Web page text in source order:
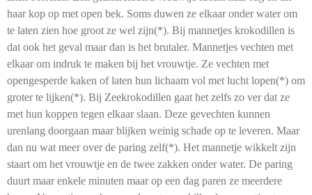
haar kop op met open bek. Soms duwen ze elkaar onder water om
te laten zien hoe groot ze wel zijn(*). Bij mannetjes krokodillen is
dat ook het geval maar dan is het brutaler. Mannetjes vechten met
elkaar om indruk te maken bij het vrouwtje. Ze vechten met
opengesperde kaken of laten hun lichaam vol met lucht lopen(*) om
groter te lijken(*). Bij Zeekrokodillen gaat het zelfs zo ver dat ze
met hun koppen tegen elkaar slaan. Deze gevechten kunnen
urenlang doorgaan maar blijken weinig schade op te leveren. Maar
dan nu wat meer over de paring zelf(*). Het mannetje wikkelt zijn
staart om het vrouwtje en de twee zakken onder water. De paring
duurt maar enkele minuten maar op een dag paren ze meerdere